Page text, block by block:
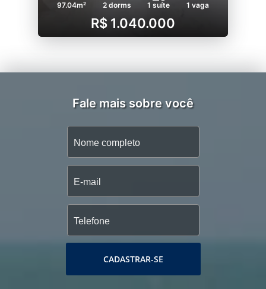
97.04m² 2 dorms 1 suíte 1 vaga
R$ 1.040.000
Fale mais sobre você
CADASTRAR-SE